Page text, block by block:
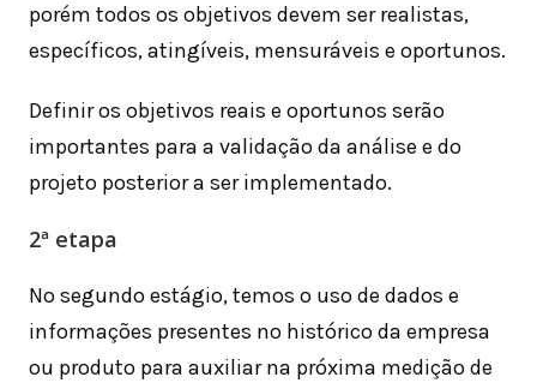
porém todos os objetivos devem ser realistas,
específicos, atingíveis, mensuráveis e oportunos.
Definir os objetivos reais e oportunos serão
importantes para a validação da análise e do
projeto posterior a ser implementado.
2ª etapa
No segundo estágio, temos o uso de dados e
informações presentes no histórico da empresa
ou produto para auxiliar na próxima medição de